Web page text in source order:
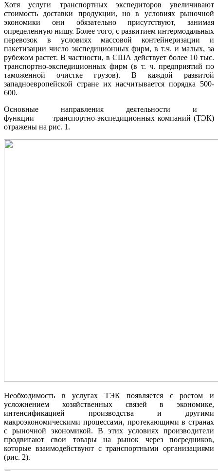
Хотя услуги транспортных экспедиторов увеличивают
стоимость доставки продукции, но в условиях рыночной
экономики они обязательно присутствуют, занимая
определенную нишу. Более того, с развитием интермодальных
перевозок в условиях массовой контейнеризации и
пакетизации число экспедиционных фирм, в т.ч. и малых, за
рубежом растет. В частности, в США действует более 10 тыс.
транспортно-экспедиционных фирм (в т. ч. предприятий по
таможенной очистке грузов). В каждой развитой
западноевропейской стране их насчитывается порядка 500-
600.
Основные направления деятельности и
функции транспортно-экспедиционных компаний (ТЭК)
отражены на рис. 1.
Необходимость в услугах ТЭК появляется с ростом и
усложнением хозяйственных связей в экономике,
интенсификацией производства и другими
макроэкономическими процессами, протекающими в странах
с рыночной экономикой. В этих условиях производители
продвигают свои товары на рынок через посредников,
которые взаимодействуют с транспортными организациями
(рис. 2).